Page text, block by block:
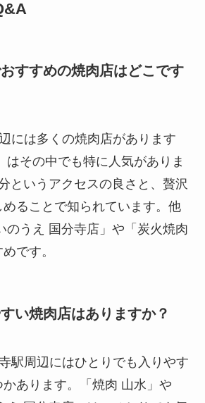
すすめの焼肉店はどこです
には多くの焼肉店があります
はその中でも特に人気がありま
というアクセスの良さと、贅沢
ることで知られています。他
のうえ 国分寺店」や「炭火焼肉
です。
い焼肉店はありますか？
駅周辺にはひとりでも入りやす
あります。「焼肉 山水」や